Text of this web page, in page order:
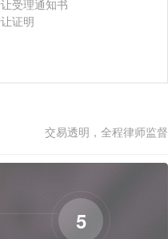
受理通知书
证明
交易透明，全程律师监督
5